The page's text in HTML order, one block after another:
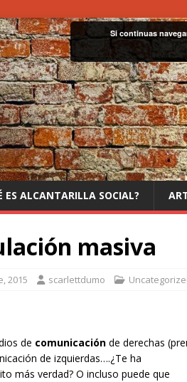
ES ALCANTARILLA SOCIAL?
masiva
2015 scarlettdumo
de comunicación de derechas
de izquierdas….¿Te ha
más verdad? O incluso puede que
Si continuas